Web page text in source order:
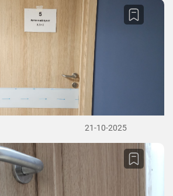
21-10-2025